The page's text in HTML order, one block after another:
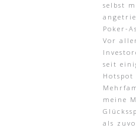
selbst
Poker-
Vor
seit
meine
als